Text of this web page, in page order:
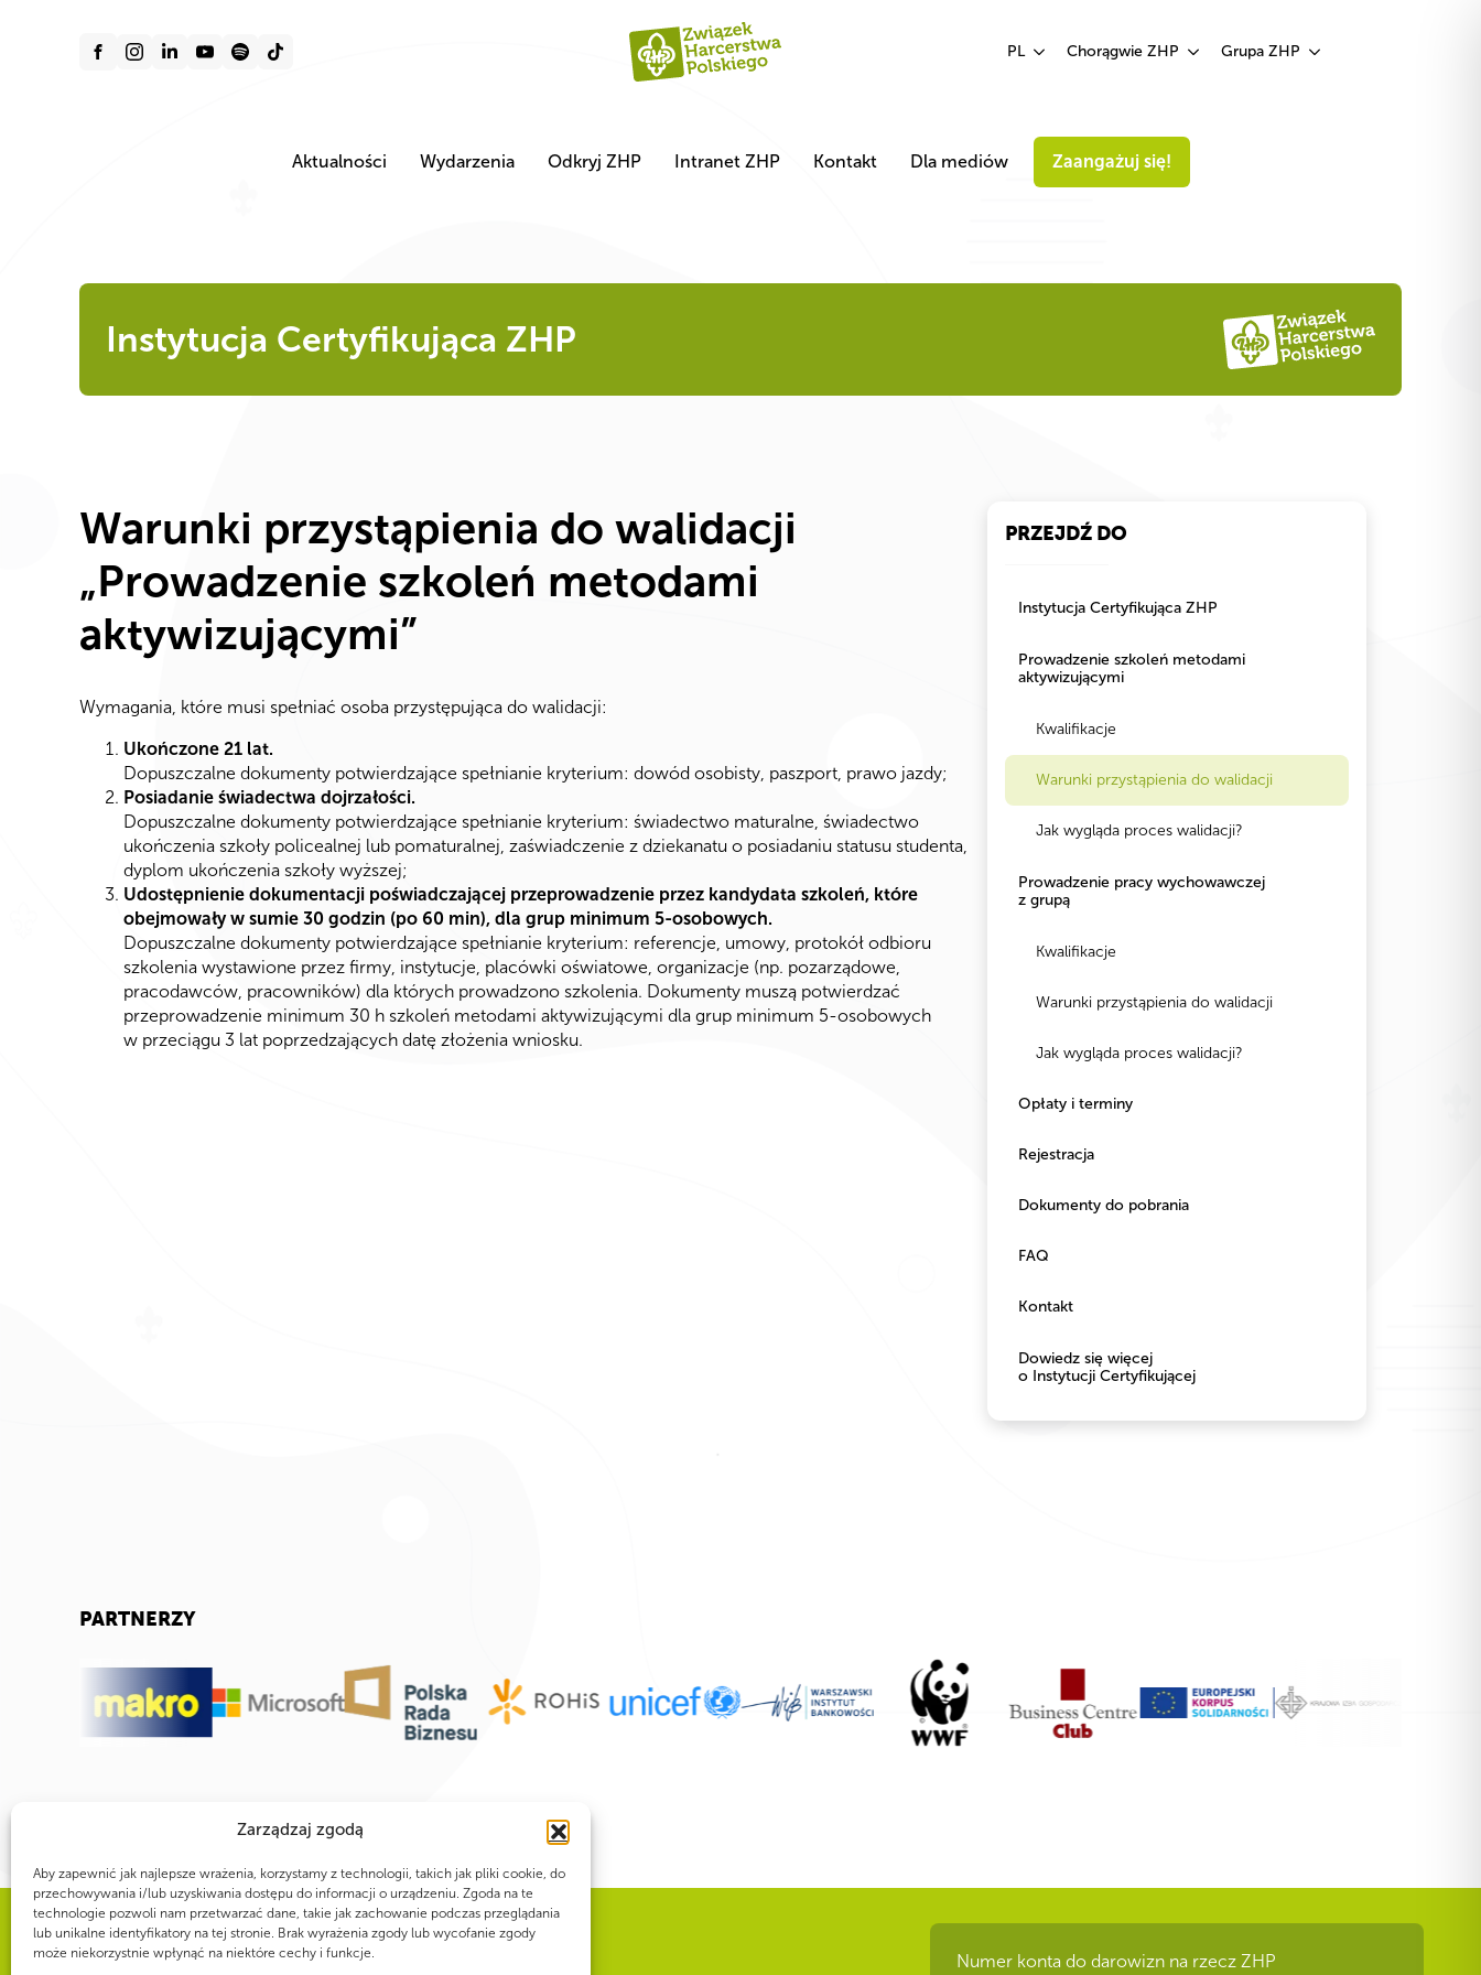
Zarządzaj zgodą
Aby zapewnić jak najlepsze wrażenia, korzystamy z technologii, takich jak pliki cookie, do
przechowywania i/lub uzyskiwania dostępu do informacji o urządzeniu. Zgoda na te
technologie pozwoli nam przetwarzać dane, takie jak zachowanie podczas przeglądania
lub unikalne identyfikatory na tej stronie. Brak wyrażenia zgody lub wycofanie zgody
może niekorzystnie wpłynąć na niektóre cechy i funkcje.
PL Chorągwie ZHP Grupa ZHP
Aktualności Wydarzenia Odkryj ZHP Intranet ZHP Kontakt Dla mediów Zaangażuj się!
Instytucja Certyfikująca ZHP
Warunki przystąpienia do walidacji
„Prowadzenie szkoleń metodami
aktywizującymi”
Wymagania, które musi spełniać osoba przystępująca do walidacji:
Ukończone 21 lat.
Dopuszczalne dokumenty potwierdzające spełnianie kryterium: dowód osobisty, paszport, prawo jazdy;
Posiadanie świadectwa dojrzałości.
Dopuszczalne dokumenty potwierdzające spełnianie kryterium: świadectwo maturalne, świadectwo
ukończenia szkoły policealnej lub pomaturalnej, zaświadczenie z dziekanatu o posiadaniu statusu studenta,
dyplom ukończenia szkoły wyższej;
Udostępnienie dokumentacji poświadczającej przeprowadzenie przez kandydata szkoleń, które
obejmowały w sumie 30 godzin (po 60 min), dla grup minimum 5-osobowych.
Dopuszczalne dokumenty potwierdzające spełnianie kryterium: referencje, umowy, protokół odbioru
szkolenia wystawione przez firmy, instytucje, placówki oświatowe, organizacje (np. pozarządowe,
pracodawców, pracowników) dla których prowadzono szkolenia. Dokumenty muszą potwierdzać
przeprowadzenie minimum 30 h szkoleń metodami aktywizującymi dla grup minimum 5-osobowych
w przeciągu 3 lat poprzedzających datę złożenia wniosku.
PRZEJDŹ DO
Instytucja Certyfikująca ZHP
Prowadzenie szkoleń metodami
aktywizującymi
Kwalifikacje
Warunki przystąpienia do walidacji
Jak wygląda proces walidacji?
Prowadzenie pracy wychowawczej
z grupą
Kwalifikacje
Warunki przystąpienia do walidacji
Jak wygląda proces walidacji?
Opłaty i terminy
Rejestracja
Dokumenty do pobrania
FAQ
Kontakt
Dowiedz się więcej
o Instytucji Certyfikującej
PARTNERZY
WSPÓLNIE DLA HARCERSKIEJ MISJI Numer konta do darowizn na rzecz ZHP